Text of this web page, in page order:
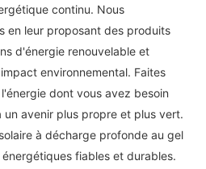
continu. Nous
en leur proposant des produits
d'énergie renouvelable et
environnemental. Faites
dont vous avez besoin
avenir plus propre et plus vert.
à décharge profonde au gel
fiables et durables.